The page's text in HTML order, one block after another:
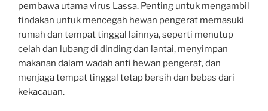
pembawa utama virus Lassa. Penting untuk mengambil
tindakan untuk mencegah hewan pengerat memasuki
rumah dan tempat tinggal lainnya, seperti menutup
celah dan lubang di dinding dan lantai, menyimpan
makanan dalam wadah anti hewan pengerat, dan
menjaga tempat tinggal tetap bersih dan bebas dari
kekacauan.